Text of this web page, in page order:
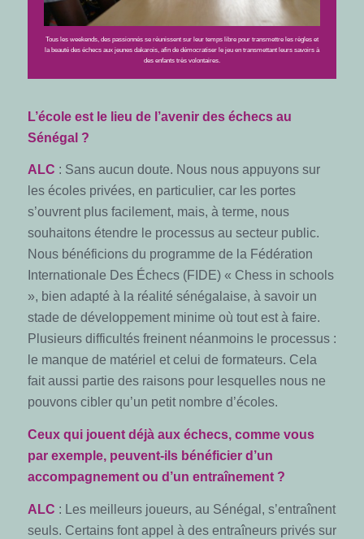
Tous les weekends, des passionnés se réunissent sur leur temps libre pour transmettre les règles et
la beauté des échecs aux jeunes dakarois, afin de démocratiser le jeu en transmettant leurs savoirs à
des enfants très volontaires.
L’école est le lieu de l’avenir des échecs au
Sénégal ?
ALC : Sans aucun doute. Nous nous appuyons sur
les écoles privées, en particulier, car les portes
s’ouvrent plus facilement, mais, à terme, nous
souhaitons étendre le processus au secteur public.
Nous bénéficions du programme de la Fédération
Internationale Des Échecs (FIDE) « Chess in schools
», bien adapté à la réalité sénégalaise, à savoir un
stade de développement minime où tout est à faire.
Plusieurs difficultés freinent néanmoins le processus :
le manque de matériel et celui de formateurs. Cela
fait aussi partie des raisons pour lesquelles nous ne
pouvons cibler qu’un petit nombre d’écoles.
Ceux qui jouent déjà aux échecs, comme vous
par exemple, peuvent-ils bénéficier d’un
accompagnement ou d’un entraînement ?
ALC : Les meilleurs joueurs, au Sénégal, s’entraînent
seuls. Certains font appel à des entraîneurs privés sur